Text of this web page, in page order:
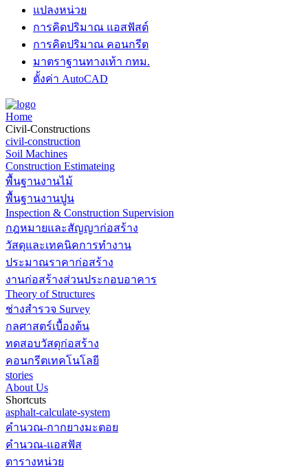
แปลงหน่วย
การคิดปริมาณ แอสฟัสต์
การคิดปริมาณ คอนกรีต
มาตราฐานทางเท้า กทม.
ตั้งค่า AutoCAD
Home
Civil-Constructions
civil-construction
Soil Machines
Construction Estimateing
พื้นฐานงานไม้
พื้นฐานงานปูน
Inspection & Construction Supervision
กฎหมายและสัญญาก่อสร้าง
วัสดุและเทคนิคการทำงาน
ประมาณราคาก่อสร้าง
งานก่อสร้างส่วนประกอบอาคาร
Theory of Structures
ช่างสำรวจ Survey
กลศาสตร์เบื้องต้น
ทดสอบวัสดุก่อสร้าง
คอนกรีตเทคโนโลยี
stories
About Us
Shortcuts
asphalt-calculate-system
คำนวณ-กากยางมะตอย
คำนวณ-แอสฟัส
ตารางหน่วย